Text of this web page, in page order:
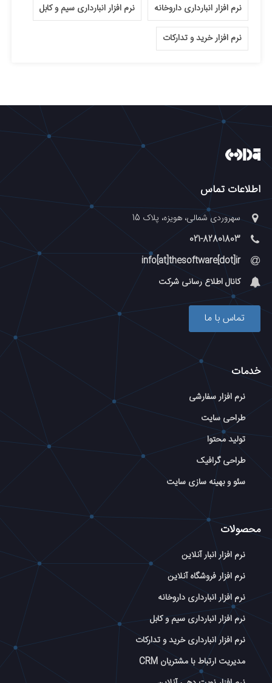
نرم افزار انبارداری داروخانه نرم افزار انبارداری سیم و کابل
نرم افزار خرید و تدارکات
اطلاعات تماس
سهروردی شمالی، هویزه، پلاک 15
021-82801803
info[at]thesoftware[dot]ir
کانال اطلاع رسانی شرکت
تماس با ما
خدمات
نرم افزار سفارشی
طراحی سایت
تولید محتوا
طراحی گرافیک
سئو و بهینه سازی سایت
محصولات
نرم افزار انبار آنلاین
نرم افزار فروشگاه آنلاین
نرم افزار انبارداری داروخانه
نرم افزار انبارداری سیم و کابل
نرم افزار انبارداری خرید و تدارکات
مدیریت ارتباط با مشتریان CRM